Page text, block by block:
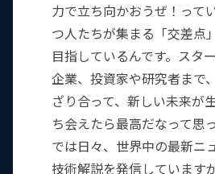
力で立ち向かおうぜ！って
つ人たちが集まる「交差点
目指しているんです。スタ
企業、投資家や研究者まで
ざり合って、新しい未来が
ち会えたら最高だなって思
では日々、世界中の最新ニ
技術解説を発信しています